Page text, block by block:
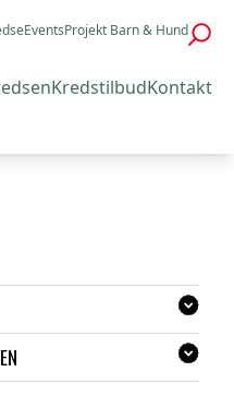
EventsProjekt Barn & Hund
KredstilbudKontakt